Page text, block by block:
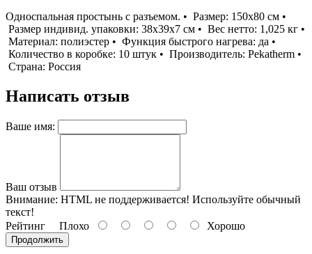
Односпальная простынь с разъемом. • Размер: 150х80 см •
Размер индивид. упаковки: 38х39х7 см • Вес нетто: 1,025 кг •
Материал: полиэстер • Функция быстрого нагрева: да •
Количество в коробке: 10 штук • Производитель: Pekatherm •
Страна: Россия
Написать отзыв
Ваше имя:
Ваш отзыв
Внимание: HTML не поддерживается! Используйте обычный
текст!
Рейтинг Плохо Хорошо
Продолжить